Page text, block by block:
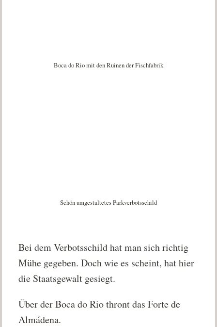
Boca do Rio mit den Ruinen der Fischfabrik
Schön umgestaltetes Parkverbotsschild
Bei dem Verbotsschild hat man sich richtig
Mühe gegeben. Doch wie es scheint, hat hier
die Staatsgewalt gesiegt.
Über der Boca do Rio thront das Forte de
Almádena.